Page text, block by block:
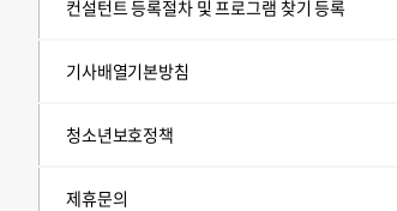
컨설턴트 등록절차 및 프로그램 찾기 등록
기사배열기본방침
청소년보호정책
제휴문의